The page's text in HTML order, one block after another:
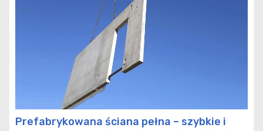
Prefabrykowana ściana pełna – szybkie i